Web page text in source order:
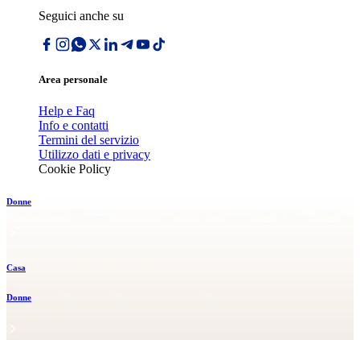
Seguici anche su
Area personale
Help e Faq
Info e contatti
Termini del servizio
Utilizzo dati e privacy
Cookie Policy
Donne
Casa
Donne